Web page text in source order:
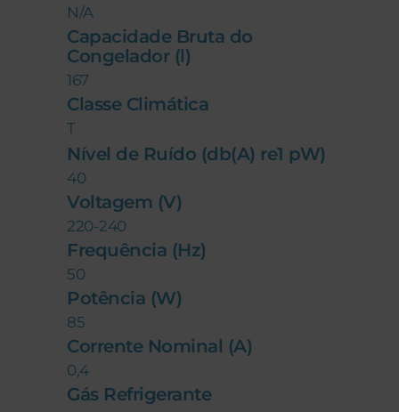
N/A
Capacidade Bruta do
Congelador (l)
167
Classe Climática
T
Nível de Ruído (db(A) re1 pW)
40
Voltagem (V)
220-240
Frequência (Hz)
50
Potência (W)
85
Corrente Nominal (A)
0,4
Gás Refrigerante